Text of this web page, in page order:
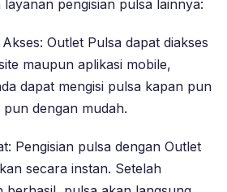
pengisian pulsa lainnya:
Outlet Pulsa dapat diakses
maupun aplikasi mobile,
dapat mengisi pulsa kapan pun
pun dengan mudah.
Pengisian pulsa dengan Outlet
secara instan. Setelah